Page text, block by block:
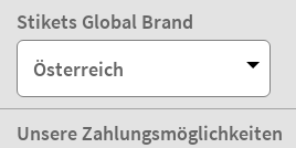
Stikets Global Brand
Österreich
Unsere Zahlungsmöglichkeiten